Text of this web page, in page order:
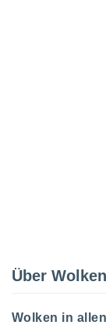
Über Wolken
Wolken in